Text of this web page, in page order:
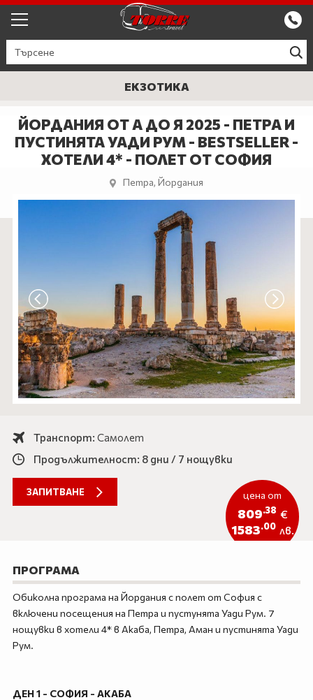
ЕКСКУРЗИИ ОТ ПЛОВДИВ
Круизи
Круизи с водач
ПРОМО
БЪЛГАРИЯ
ГЪРЦИЯ
СЕПТЕМВРИЙСКИ ПРАЗНИЦИ
ПОЧИВКИ В ТУРЦИЯ 2026
Айвалък
Кушадасъ
Дидим
Бодрум
Анталия
ЕКЗОТИКА
САМОЛЕТНИ ПРОГРАМИ
ХОТЕЛИ В БЪЛГАРИЯ
Документи
Контакти
За нас
Продажба на автобуси
Автобуси под наем
Подарък ваучер
0888 200 860
ПОСЛЕДВАЙТЕ НИ
ЕКЗОТИКА
ЙОРДАНИЯ ОТ А ДО Я 2025 - ПЕТРА И
ПУСТИНЯТА УАДИ РУМ - BESTSELLER -
ХОТЕЛИ 4* - ПОЛЕТ ОТ СОФИЯ
Петра, Йордания
Транспорт: Самолет
Продължителност: 8 дни / 7 нощувки
ЗАПИТВАНЕ цена от
809.38 €
1583.00 лв.
ПРОГРАМА
Обиколна програма на Йордания с полет от София с
включени посещения на Петра и пустунята Уади Рум. 7
нощувки в хотели 4* в Акаба, Петра, Аман и пустинята Уади
Рум.
ДЕН 1 - СОФИЯ - АКАБА